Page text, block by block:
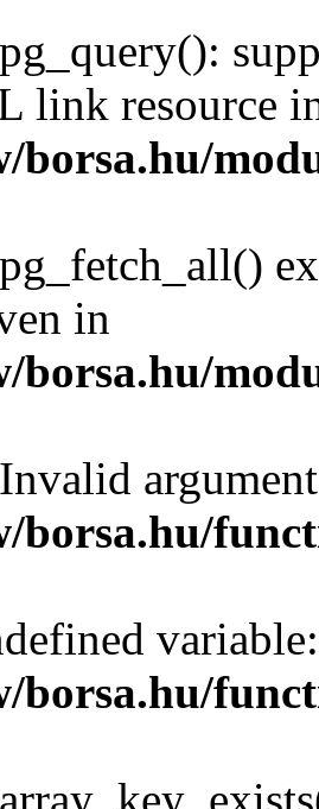
link resource
borsa.hu/
in
borsa.hu/
borsa.hu/
borsa.hu/